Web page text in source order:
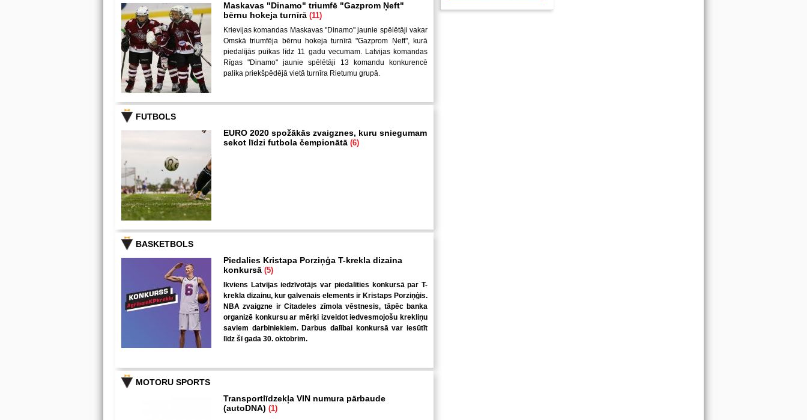
Maskavas "Dinamo" triumfē "Gazprom Ņeft"
bērnu hokeja turnīrā (11)
Krievijas komandas Maskavas "Dinamo" jaunie spēlētāji vakar
Omskā triumfēja bērnu hokeja turnīrā "Gazprom Ņeft", kurā
piedalījās puikas līdz 11 gadu vecumam. Latvijas komandas
Rīgas "Dinamo" jaunie spēlētāji 13 komandu konkurencē
palika priekšpēdējā vietā turnīra Rietumu grupā.
FUTBOLS
EURO 2020 spožākās zvaigznes, kuru sniegumam
sekot līdzi futbola čempionātā (6)
BASKETBOLS
Piedalies Kristapa Porziņģa T-krekla dizaina
konkursā (5)
Ikviens Latvijas iedzīvotājs var piedalīties konkursā par T-
krekla dizainu, kur galvenais elements ir Kristaps Porziņģis.
NBA zvaigzne ir Citadeles zīmola vēstnesis, tāpēc banka
organizē konkursu ar mērķi izveidot iedvesmojošu krekliņu
saviem darbiniekiem. Darbus dalībai konkursā var iesūtīt
līdz šī gada 30. oktobrim.
MOTORU SPORTS
Transportlīdzekļa VIN numura pārbaude
(autoDNA) (1)